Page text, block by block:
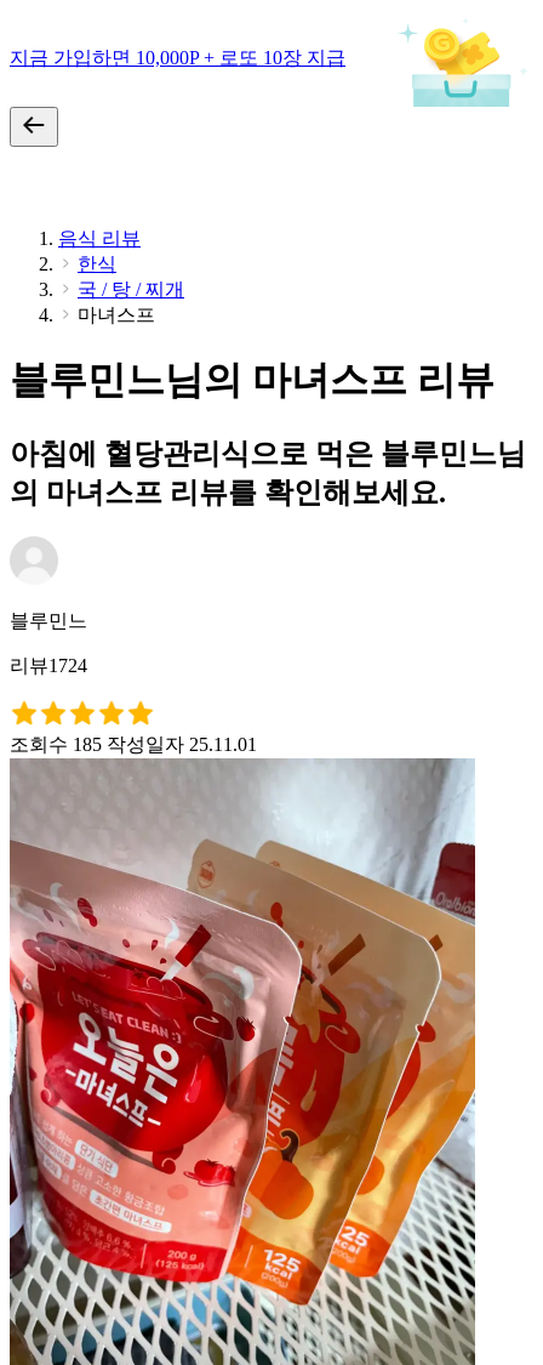
지금 가입하면 10,000P + 로또 10장 지급
음식 리뷰
한식
국 / 탕 / 찌개
마녀스프
블루민느님의 마녀스프 리뷰
아침에 혈당관리식으로 먹은 블루민느님
의 마녀스프 리뷰를 확인해보세요.
블루민느
리뷰1724
조회수 185 작성일자 25.11.01